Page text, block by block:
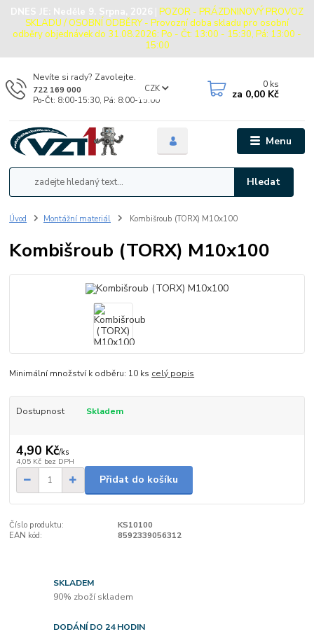
DNES JE: Neděle 9. Srpna, 2026 | POZOR - PRÁZDNINOVÝ PROVOZ
SKLADU / OSOBNÍ ODBĚRY - Provozní doba skladu pro osobní
odběry objednávek do 31.08.2026: Po - Čt: 13:00 - 15:30, Pá: 13:00 -
15:00
Menu
CZK
Hledat
Nevíte si rady? Zavolejte.
722 169 000
Po-Čt: 8:00-15:30, Pá: 8:00-15:00
0 ks
za 0,00 Kč
Úvod Montážní materiál Kombišroub (TORX) M10x100
Kombišroub (TORX) M10x100
Minimální množství k odběru: 10 ks celý popis
Dostupnost Skladem
4,90 Kč/ks
4,05 Kč bez DPH
Přidat do košíku
Číslo produktu:
KS10100
EAN kód:
8592339056312
SKLADEM
90% zboží skladem
DODÁNÍ DO 24 HODIN